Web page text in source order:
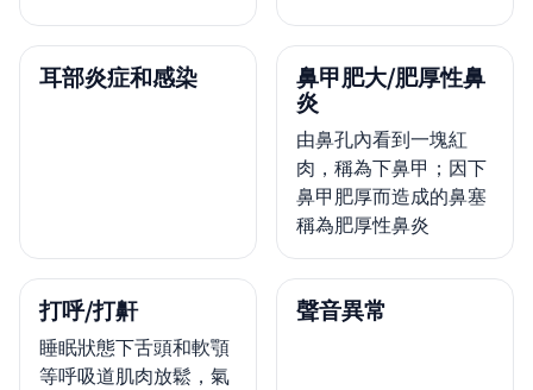
耳部炎症和感染
鼻甲肥大/肥厚性鼻
炎
由鼻孔內看到一塊紅
肉，稱為下鼻甲；因下
鼻甲肥厚而造成的鼻塞
稱為肥厚性鼻炎
打呼/打鼾
睡眠狀態下舌頭和軟顎
等呼吸道肌肉放鬆，氣
聲音異常